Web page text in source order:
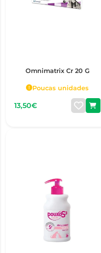
Omnimatrix Cr 20 G
Poucas unidades
13,50€